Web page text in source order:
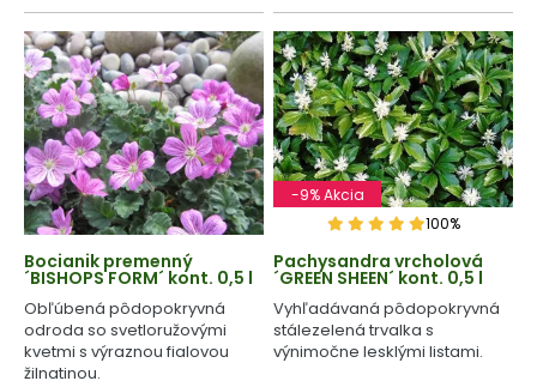
Bocianik premenný
´BISHOPS FORM´ kont. 0,5 l
Obľúbená pôdopokryvná
odroda so svetloružovými
kvetmi s výraznou fialovou
žilnatinou.
-9% Akcia
100%
Pachysandra vrcholová
´GREEN SHEEN´ kont. 0,5 l
Vyhľadávaná pôdopokryvná
stálezelená trvalka s
výnimočne lesklými listami.